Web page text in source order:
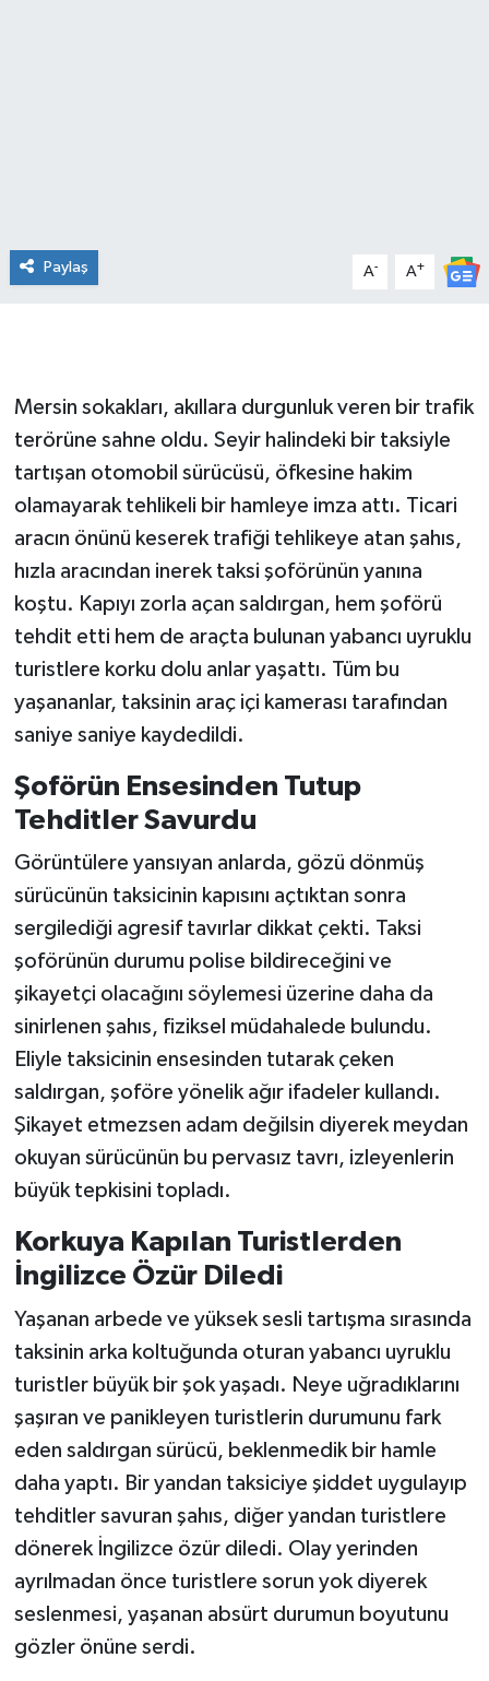
Paylaş A- A+
Mersin sokakları, akıllara durgunluk veren bir trafik
terörüne sahne oldu. Seyir halindeki bir taksiyle
tartışan otomobil sürücüsü, öfkesine hakim
olamayarak tehlikeli bir hamleye imza attı. Ticari
aracın önünü keserek trafiği tehlikeye atan şahıs,
hızla aracından inerek taksi şoförünün yanına
koştu. Kapıyı zorla açan saldırgan, hem şoförü
tehdit etti hem de araçta bulunan yabancı uyruklu
turistlere korku dolu anlar yaşattı. Tüm bu
yaşananlar, taksinin araç içi kamerası tarafından
saniye saniye kaydedildi.
Şoförün Ensesinden Tutup
Tehditler Savurdu
Görüntülere yansıyan anlarda, gözü dönmüş
sürücünün taksicinin kapısını açtıktan sonra
sergilediği agresif tavırlar dikkat çekti. Taksi
şoförünün durumu polise bildireceğini ve
şikayetçi olacağını söylemesi üzerine daha da
sinirlenen şahıs, fiziksel müdahalede bulundu.
Eliyle taksicinin ensesinden tutarak çeken
saldırgan, şoföre yönelik ağır ifadeler kullandı.
Şikayet etmezsen adam değilsin diyerek meydan
okuyan sürücünün bu pervasız tavrı, izleyenlerin
büyük tepkisini topladı.
Korkuya Kapılan Turistlerden
İngilizce Özür Diledi
Yaşanan arbede ve yüksek sesli tartışma sırasında
taksinin arka koltuğunda oturan yabancı uyruklu
turistler büyük bir şok yaşadı. Neye uğradıklarını
şaşıran ve panikleyen turistlerin durumunu fark
eden saldırgan sürücü, beklenmedik bir hamle
daha yaptı. Bir yandan taksiciye şiddet uygulayıp
tehditler savuran şahıs, diğer yandan turistlere
dönerek İngilizce özür diledi. Olay yerinden
ayrılmadan önce turistlere sorun yok diyerek
seslenmesi, yaşanan absürt durumun boyutunu
gözler önüne serdi.